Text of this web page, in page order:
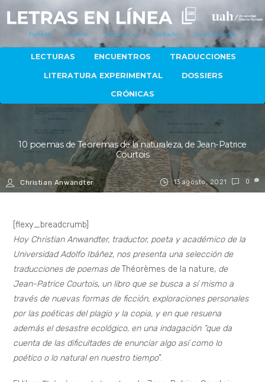
Portada Autores Artículos Contacto Quiénes Somos
LECTURAS ENCUENTROS TRADUCCIONES
LITERATURA EXPERIMENTAL DOSSIERS
CRÓNICAS
13 agosto, 2021
10 poemas de Teoremas de la naturaleza, de Jean-Patrice
Courtois
Christian Anwandter 0
[flexy_breadcrumb]
Hoy Christian Anwandter, traductor, poeta y académico de la
Universidad Adolfo Ibáñez, nos presenta una selección de
traducciones de poemas deThéorèmes de la nature, de
Jean-Patrice Courtois, un libro que se busca a sí mismo a
través de nuevas formas de ficción, exploraciones personales
por las poéticas del plagio y la copia, y en que resuena
además el desastre ecológico, en una indagación “que da
cuenta de las dificultades de enunciar algo así como lo
poético o lo natural en nuestro tiempo”.